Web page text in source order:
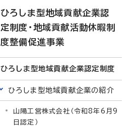
ひろしま型地域貢献企業認
定制度・地域貢献活動休暇制
度整備促進事業
ひろしま型地域貢献企業認定制度
ひろしま型地域貢献企業の紹介
山陽工営株式会社（令和8年6月9
日認定）